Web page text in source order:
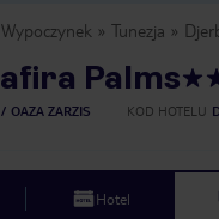
Wypoczynek Tunezja
Palms
OAZA ZARZIS KOD HOTELU
Hotel